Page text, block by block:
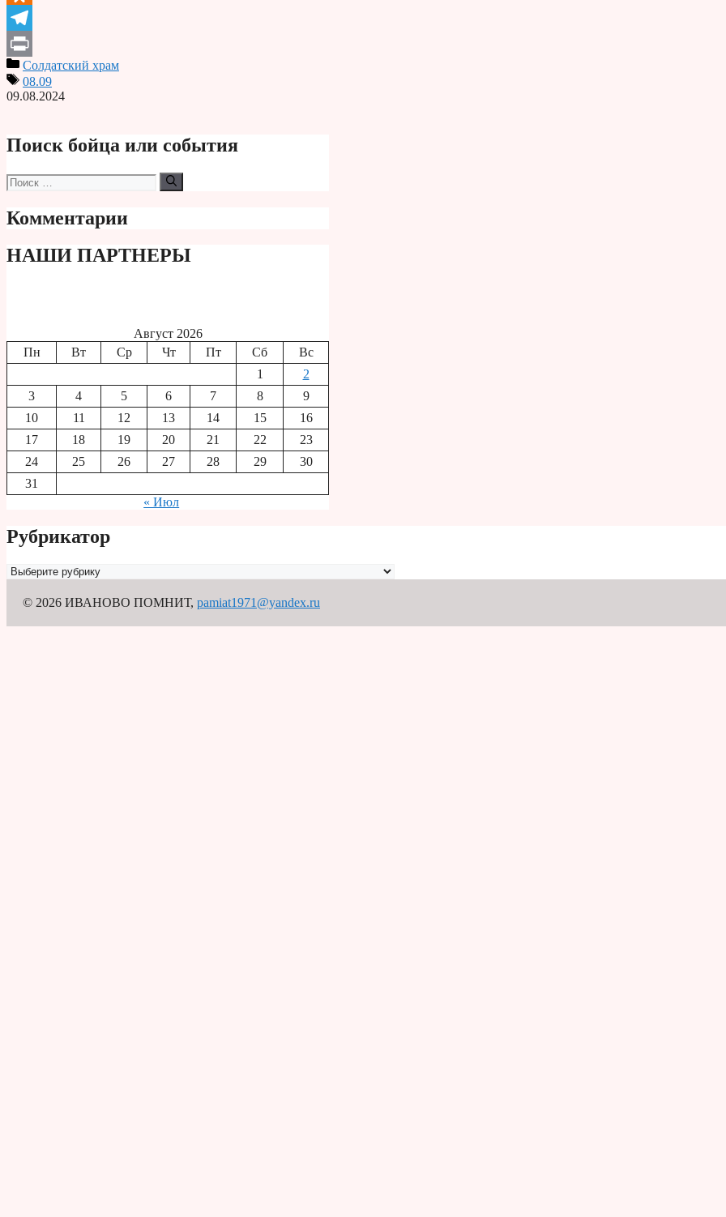
Odnoklassniki
Telegram
PrintСолдатский храм
08.09
09.08.2024
Поиск бойца или события
Поиск:
Комментарии
НАШИ ПАРТНЕРЫ
Август 2026
Пн
Вт Ср Чт Пт Сб
Вс
1
2
3
4 5 6 7 8
9
10
11 12 13 14 15
16
17
18 19 20 21 22
23
24
25 26 27 28 29
30
31
« Июл
Рубрикатор
Рубрикатор
© 2026 ИВАНОВО ПОМНИТ, pamiat1971@yandex.ru